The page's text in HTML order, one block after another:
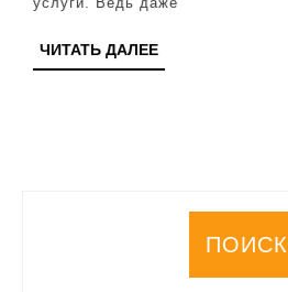
ЧИТАТЬ ДАЛЕЕЧИТАТЬ
ДАЛЕЕ
ПОИСК